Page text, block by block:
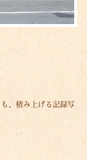
、積み上げる記録写